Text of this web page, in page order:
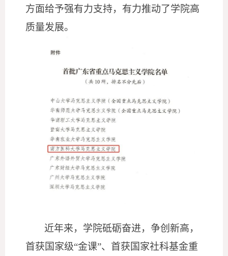
方面给予强有力支持，有力推动了学院高
质量发展。
近年来，学院砥砺奋进，争创新高，
首获国家级“金课”、首获国家社科基金重